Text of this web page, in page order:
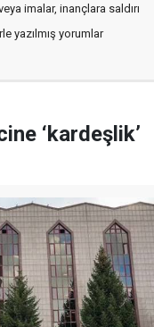
imalar, inançlara saldırı
yazılmış yorumlar
‘kardeşlik’